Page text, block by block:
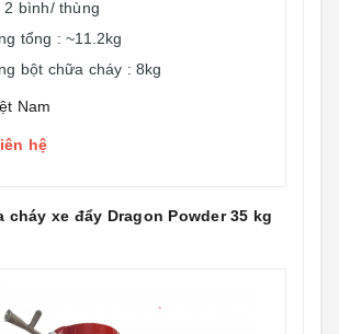
2 bình/ thùng
tổng : ~11.2kg
bột chữa cháy : 8kg
Nam
hệ
cháy xe đẩy Dragon Powder 35 kg